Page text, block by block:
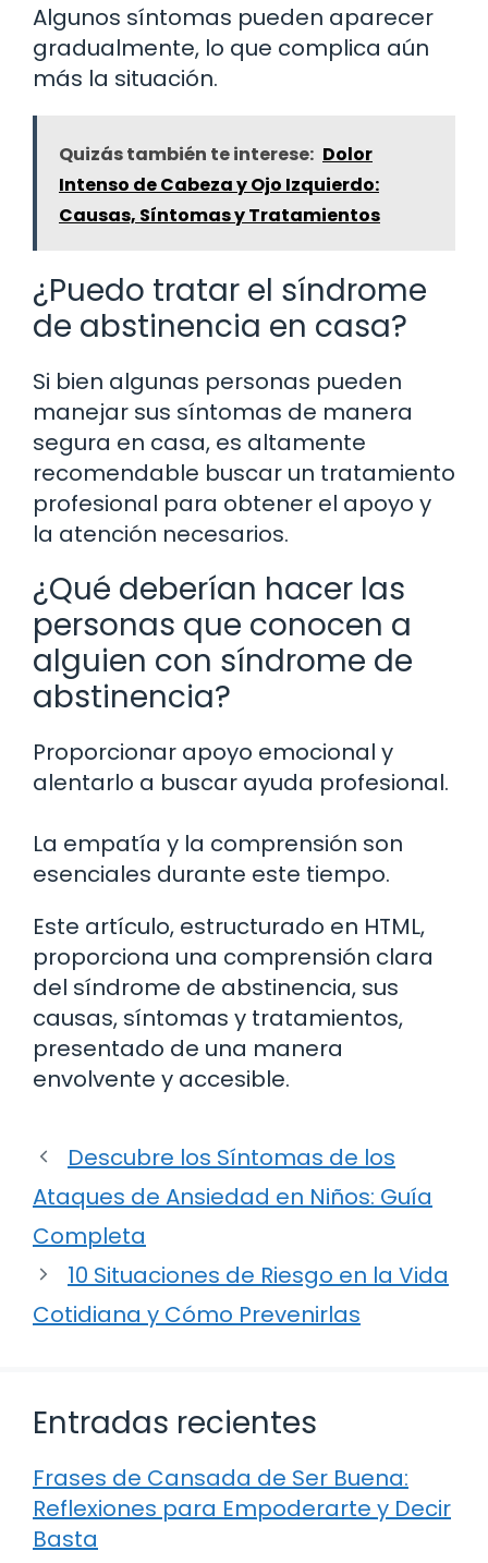
Algunos síntomas pueden aparecer
gradualmente, lo que complica aún
más la situación.
Quizás también te interese: Dolor
Intenso de Cabeza y Ojo Izquierdo:
Causas, Síntomas y Tratamientos
¿Puedo tratar el síndrome
de abstinencia en casa?
Si bien algunas personas pueden
manejar sus síntomas de manera
segura en casa, es altamente
recomendable buscar un tratamiento
profesional para obtener el apoyo y
la atención necesarios.
¿Qué deberían hacer las
personas que conocen a
alguien con síndrome de
abstinencia?
Proporcionar apoyo emocional y
alentarlo a buscar ayuda profesional.
La empatía y la comprensión son
esenciales durante este tiempo.
Este artículo, estructurado en HTML,
proporciona una comprensión clara
del síndrome de abstinencia, sus
causas, síntomas y tratamientos,
presentado de una manera
envolvente y accesible.
Descubre los Síntomas de los
Ataques de Ansiedad en Niños: Guía
Completa
10 Situaciones de Riesgo en la Vida
Cotidiana y Cómo Prevenirlas
Entradas recientes
Frases de Cansada de Ser Buena:
Reflexiones para Empoderarte y Decir
Basta